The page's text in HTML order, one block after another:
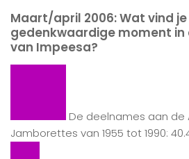
Maart/april 2006: Wat vind
gedenkwaardige moment in
van Impeesa?
De deelnames aan de
Jamborettes van 1955 tot 1990: